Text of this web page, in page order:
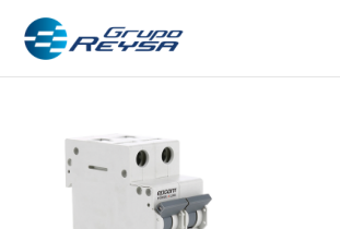
contenido
Powerline
fe7632pc10
cantidad